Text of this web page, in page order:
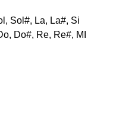
Sol#, La, La#, Si
Do#, Re, Re#, MI